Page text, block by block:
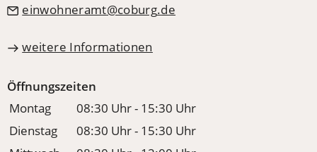
einwohneramt
coburg de
weitere Informationen
Öffnungszeiten
Montag
08:30 Uhr - 15:30 Uhr
Dienstag
08:30 Uhr - 15:30 Uhr